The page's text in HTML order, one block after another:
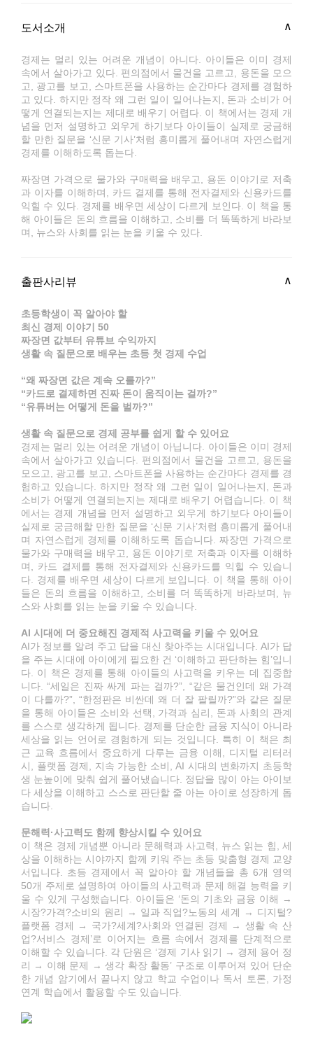
도서소개
경제는 멀리 있는 어려운 개념이 아니다. 아이들은 이미 경제
속에서 살아가고 있다. 편의점에서 물건을 고르고, 용돈을 모으
고, 광고를 보고, 스마트폰을 사용하는 순간마다 경제를 경험하
고 있다. 하지만 정작 왜 그런 일이 일어나는지, 돈과 소비가 어
떻게 연결되는지는 제대로 배우기 어렵다. 이 책에서는 경제 개
념을 먼저 설명하고 외우게 하기보다 아이들이 실제로 궁금해
할 만한 질문을 ‘신문 기사’처럼 흥미롭게 풀어내며 자연스럽게
경제를 이해하도록 돕는다.
짜장면 가격으로 물가와 구매력을 배우고, 용돈 이야기로 저축
과 이자를 이해하며, 카드 결제를 통해 전자결제와 신용카드를
익힐 수 있다. 경제를 배우면 세상이 다르게 보인다. 이 책을 통
해 아이들은 돈의 흐름을 이해하고, 소비를 더 똑똑하게 바라보
며, 뉴스와 사회를 읽는 눈을 키울 수 있다.
출판사리뷰
초등학생이 꼭 알아야 할
최신 경제 이야기 50
짜장면 값부터 유튜브 수익까지
생활 속 질문으로 배우는 초등 첫 경제 수업
“왜 짜장면 값은 계속 오를까?”
“카드로 결제하면 진짜 돈이 움직이는 걸까?”
“유튜버는 어떻게 돈을 벌까?”
생활 속 질문으로 경제 공부를 쉽게 할 수 있어요
경제는 멀리 있는 어려운 개념이 아닙니다. 아이들은 이미 경제
속에서 살아가고 있습니다. 편의점에서 물건을 고르고, 용돈을
모으고, 광고를 보고, 스마트폰을 사용하는 순간마다 경제를 경
험하고 있습니다. 하지만 정작 왜 그런 일이 일어나는지, 돈과
소비가 어떻게 연결되는지는 제대로 배우기 어렵습니다. 이 책
에서는 경제 개념을 먼저 설명하고 외우게 하기보다 아이들이
실제로 궁금해할 만한 질문을 ‘신문 기사’처럼 흥미롭게 풀어내
며 자연스럽게 경제를 이해하도록 돕습니다. 짜장면 가격으로
물가와 구매력을 배우고, 용돈 이야기로 저축과 이자를 이해하
며, 카드 결제를 통해 전자결제와 신용카드를 익힐 수 있습니
다. 경제를 배우면 세상이 다르게 보입니다. 이 책을 통해 아이
들은 돈의 흐름을 이해하고, 소비를 더 똑똑하게 바라보며, 뉴
스와 사회를 읽는 눈을 키울 수 있습니다.
AI 시대에 더 중요해진 경제적 사고력을 키울 수 있어요
AI가 정보를 알려 주고 답을 대신 찾아주는 시대입니다. AI가 답
을 주는 시대에 아이에게 필요한 건 ‘이해하고 판단하는 힘’입니
다. 이 책은 경제를 통해 아이들의 사고력을 키우는 데 집중합
니다. “세일은 진짜 싸게 파는 걸까?”, “같은 물건인데 왜 가격
이 다를까?”, “한정판은 비싼데 왜 더 잘 팔릴까?”와 같은 질문
을 통해 아이들은 소비와 선택, 가격과 심리, 돈과 사회의 관계
를 스스로 생각하게 됩니다. 경제를 단순한 금융 지식이 아니라
세상을 읽는 언어로 경험하게 되는 것입니다. 특히 이 책은 최
근 교육 흐름에서 중요하게 다루는 금융 이해, 디지털 리터러
시, 플랫폼 경제, 지속 가능한 소비, AI 시대의 변화까지 초등학
생 눈높이에 맞춰 쉽게 풀어냈습니다. 정답을 많이 아는 아이보
다 세상을 이해하고 스스로 판단할 줄 아는 아이로 성장하게 돕
습니다.
문해력·사고력도 함께 향상시킬 수 있어요
이 책은 경제 개념뿐 아니라 문해력과 사고력, 뉴스 읽는 힘, 세
상을 이해하는 시야까지 함께 키워 주는 초등 맞춤형 경제 교양
서입니다. 초등 경제에서 꼭 알아야 할 개념들을 총 6개 영역
50개 주제로 설명하여 아이들의 사고력과 문제 해결 능력을 키
울 수 있게 구성했습니다. 아이들은 ‘돈의 기초와 금융 이해 →
시장?가격?소비의 원리 → 일과 직업?노동의 세계 → 디지털?
플랫폼 경제 → 국가?세계?사회와 연결된 경제 → 생활 속 산
업?서비스 경제’로 이어지는 흐름 속에서 경제를 단계적으로
이해할 수 있습니다. 각 단원은 ‘경제 기사 읽기 → 경제 용어 정
리 → 이해 문제 → 생각 확장 활동’ 구조로 이루어져 있어 단순
한 개념 암기에서 끝나지 않고 학교 수업이나 독서 토론, 가정
연계 학습에서 활용할 수도 있습니다.